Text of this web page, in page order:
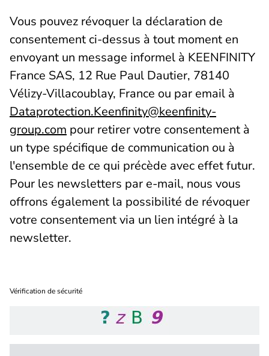
Vous pouvez révoquer la déclaration de
consentement ci-dessus à tout moment en
envoyant un message informel à KEENFINITY
France SAS, 12 Rue Paul Dautier, 78140
Vélizy-Villacoublay, France ou par email à
Dataprotection.Keenfinity@keenfinity-
group.com pour retirer votre consentement à
un type spécifique de communication ou à
l'ensemble de ce qui précède avec effet futur.
Pour les newsletters par e-mail, nous vous
offrons également la possibilité de révoquer
votre consentement via un lien intégré à la
newsletter.
Vérification de sécurité